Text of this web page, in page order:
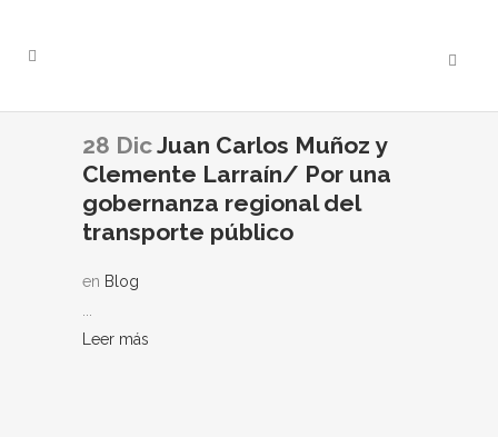
28 DicJuan Carlos Muñoz y
Clemente Larraín/ Por una
gobernanza regional del
transporte público
en Blog
Leer más